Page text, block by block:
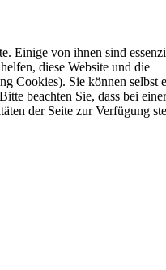
Einige von ihnen sind
diese Website und die
Cookies). Sie können selbst
beachten Sie, dass bei
der Seite zur Verfügung